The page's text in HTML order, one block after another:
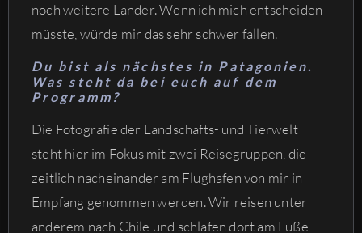
noch weitere Länder. Wenn ich mich entscheiden
müsste, würde mir das sehr schwer fallen.
Du bist als nächstes in Patagonien.
Was steht da bei euch auf dem
Programm?
Die Fotografie der Landschafts- und Tierwelt
steht hier im Fokus mit zwei Reisegruppen, die
zeitlich nacheinander am Flughafen von mir in
Empfang genommen werden. Wir reisen unter
anderem nach Chile und schlafen dort am Fuße